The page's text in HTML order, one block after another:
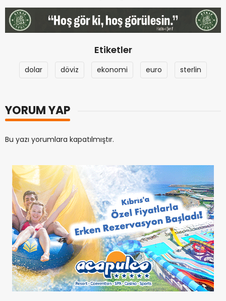
Etiketler
dolar döviz ekonomi euro sterlin
YORUM YAP
Bu yazı yorumlara kapatılmıştır.